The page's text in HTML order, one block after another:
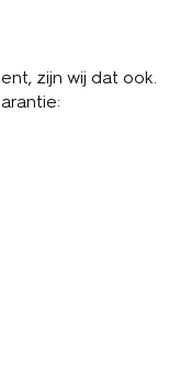
zijn wij dat ook.